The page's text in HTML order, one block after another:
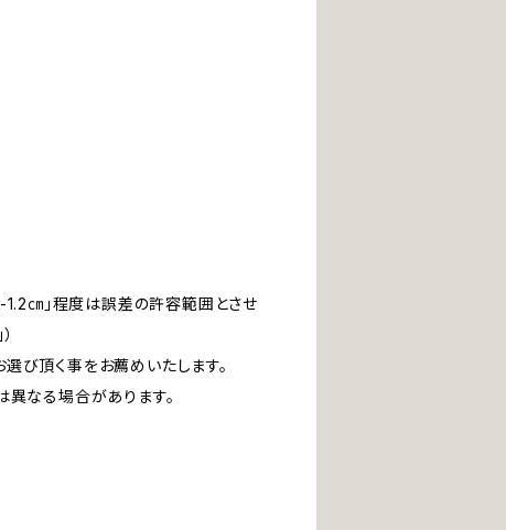
1.2㎝」程度は誤差の許容範囲とさせ
び頂く事をお薦めいたします。
異なる場合があります。